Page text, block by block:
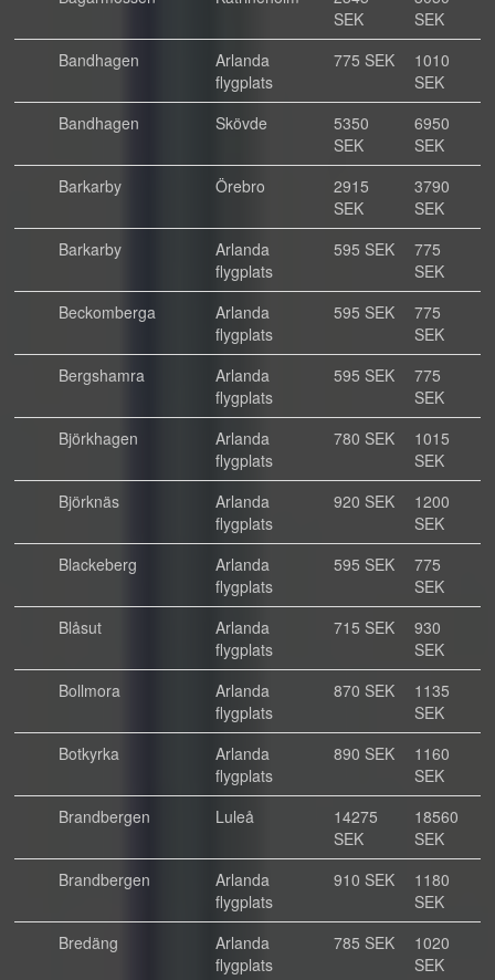
SEK
SEK
Bandhagen
Arlanda
flygplats
775 SEK
1010
SEK
Bandhagen
Skövde
5350
SEK
6950
SEK
Barkarby
Örebro
2915
SEK
3790
SEK
Barkarby
Arlanda
flygplats
595 SEK
775
SEK
Beckomberga
Arlanda
flygplats
595 SEK
775
SEK
Bergshamra
Arlanda
flygplats
595 SEK
775
SEK
Björkhagen
Arlanda
flygplats
780 SEK
1015
SEK
Björknäs
Arlanda
flygplats
920 SEK
1200
SEK
Blackeberg
Arlanda
flygplats
595 SEK
775
SEK
Blåsut
Arlanda
flygplats
715 SEK
930
SEK
Bollmora
Arlanda
flygplats
870 SEK
1135
SEK
Botkyrka
Arlanda
flygplats
890 SEK
1160
SEK
Brandbergen
Luleå
14275
SEK
18560
SEK
Brandbergen
Arlanda
flygplats
910 SEK
1180
SEK
Bredäng
Arlanda
flygplats
785 SEK
1020
SEK